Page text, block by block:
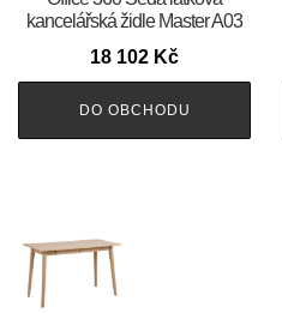
kancelářská židle Master A03
18 102 Kč
DO OBCHODU